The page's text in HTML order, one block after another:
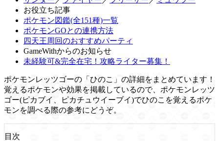
お役立ち記事
ポケモン図鑑(全151種)一覧
ポケモンGOとの連携方法
四天王周回のおすすめパーティ
GameWithからのお知らせ
未経験可&完全在宅！攻略ライター募集！
ポケモンレッツゴーの「ひのこ」の詳細をまとめています！
覚えるポケモンや効果を掲載しているので、ポケモンレッツ
ゴー(ピカブイ、ピカチュウイーブイ)でひのこを覚えるポケ
モンを調べる際の参考にどうぞ。
目次